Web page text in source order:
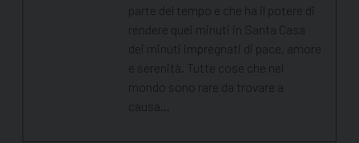
parte del tempo e che ha il potere di
rendere quei minuti in Santa Casa
dei minuti impregnati di pace, amore
e serenità. Tutte cose che nel
mondo sono rare da trovare a
causa…